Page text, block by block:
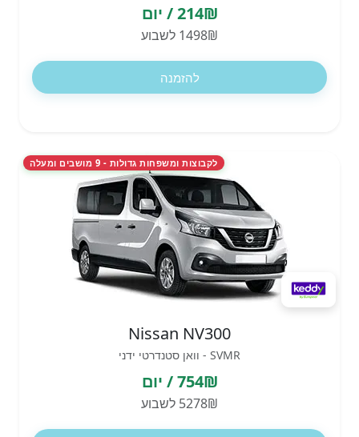
214₪ / יום
1498₪ לשבוע
להזמנה
לקבוצות ומשפחות גדולות - 9 מושבים ומעלה
Nissan NV300
SVMR - וואן סטנדרטי ידני
754₪ / יום
5278₪ לשבוע